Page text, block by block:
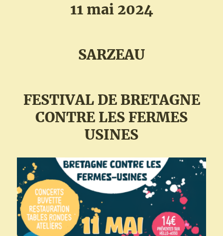
11 mai 2024
SARZEAU
FESTIVAL DE BRETAGNE
CONTRE LES FERMES
USINES